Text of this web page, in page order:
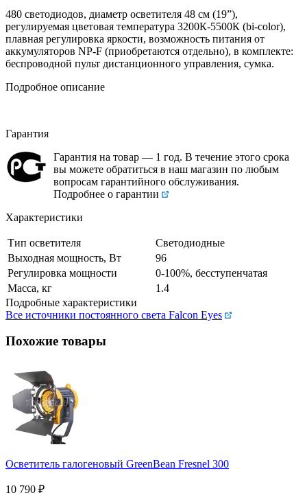
480 светодиодов, диаметр осветителя 48 см (19”),
регулируемая цветовая температура 3200К-5500К (bi-color),
плавная регулировка яркости, возможность питания от
аккумуляторов NP-F (приобретаются отдельно), в комплекте:
беспроводной пульт дистанционного управления, сумка.
Подробное описание
Гарантия
Гарантия на товар — 1 год. В течение этого срока
вы можете обратиться в наш магазин по любым
вопросам гарантийного обслуживания.
Подробнее о гарантии
Характеристики
Тип осветителя
Светодиодные
Выходная мощность, Вт
96
Регулировка мощности
0-100%, бесступенчатая
Масса, кг
1.4
Подробные характеристики
Все источники постоянного света Falcon Eyes
Похожие товары
Осветитель галогеновый GreenBean Fresnel 300
10 790 ₽